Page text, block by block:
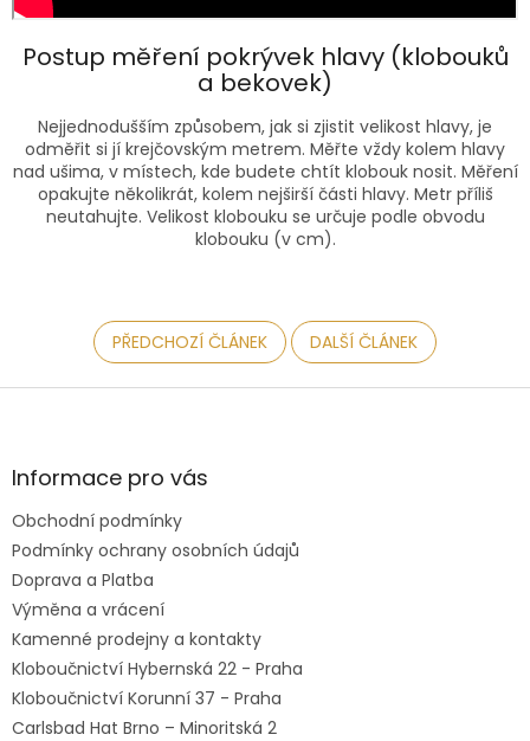
Postup měření pokrývek hlavy (klobouků
a bekovek)
Nejjednodušším způsobem, jak si zjistit velikost hlavy, je
odměřit si jí krejčovským metrem. Měřte vždy kolem hlavy
nad ušima, v místech, kde budete chtít klobouk nosit. Měření
opakujte několikrát, kolem nejširší části hlavy. Metr příliš
neutahujte. Velikost klobouku se určuje podle obvodu
klobouku (v cm).
PŘEDCHOZÍ ČLÁNEK DALŠÍ ČLÁNEK
Z
aInformace pro vás
Obchodní podmínky
Podmínky ochrany osobních údajů
Doprava a Platba
Výměna a vrácení
Kamenné prodejny a kontakty
Kloboučnictví Hybernská 22 - Praha
Kloboučnictví Korunní 37 - Praha
Carlsbad Hat Brno – Minoritská 2